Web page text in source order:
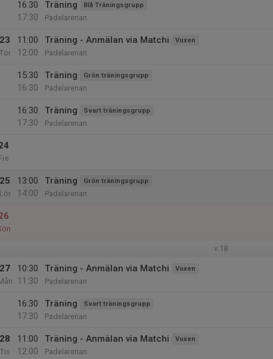
16:30
17:30
Träning Blå Träningsgrupp
Padelarenan
23
Tor
11:00
12:00
Träning - Anmälan via Matchi Vuxen
Padelarenan
15:30
16:30
Träning Grön träningsgrupp
Padelarenan
16:30
17:30
Träning Svart träningsgrupp
Padelarenan
25
Lör
13:00
14:00
Träning Grön träningsgrupp
Padelarenan
v.18
27
10:30
11:30
Träning - Anmälan via Matchi Vuxen
Padelarenan
16:30
17:30
Träning Svart träningsgrupp
Padelarenan
28
Tis
11:00
12:00
Träning - Anmälan via Matchi Vuxen
Padelarenan